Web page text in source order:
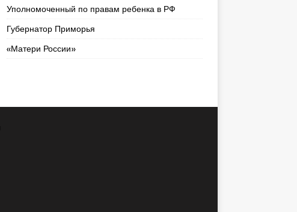
Уполномоченный по правам ребенка в РФ
Губернатор Приморья
«Матери России»